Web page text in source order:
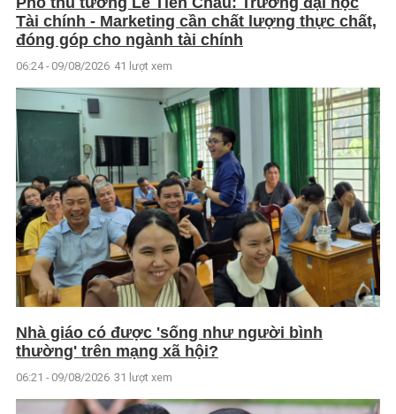
Tài chính - Marketing cần chất lượng thực chất,
đóng góp cho ngành tài chính
06:24 - 09/08/2026 41 lượt xem
Nhà giáo có được 'sống như người bình
thường' trên mạng xã hội?
06:21 - 09/08/2026 31 lượt xem